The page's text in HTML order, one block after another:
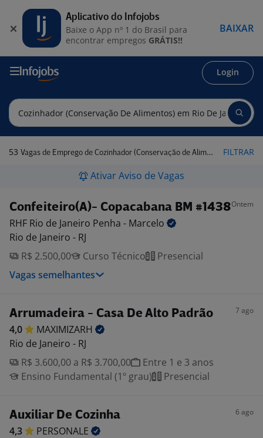
Login
53 Vagas de Emprego de Cozinhador (Conservação de Alimentos) em Rio de Janeiro FILTRAR
Ativar Aviso de Vagas
Confeiteiro(A)- Copacabana BM #1438Ontem
RHF Rio de Janeiro Penha - Marcelo
Rio de Janeiro - RJ
R$ 2.500,00
Curso Técnico
Presencial
Vagas semelhantes
Arrumadeira - Casa De Alto Padrão 7 ago
4,0
MAXIMIZARH
Rio de Janeiro - RJ
R$ 3.600,00 a R$ 3.700,00
Entre 1 e 3 anos
Ensino Fundamental (1º grau)
Presencial
Auxiliar De Cozinha 6 ago
4,3
PERSONALE
Aplicativo do Infojobs
Baixe o App nº 1 do Brasil para
encontrar empregos GRÁTIS!!
BAIXAR